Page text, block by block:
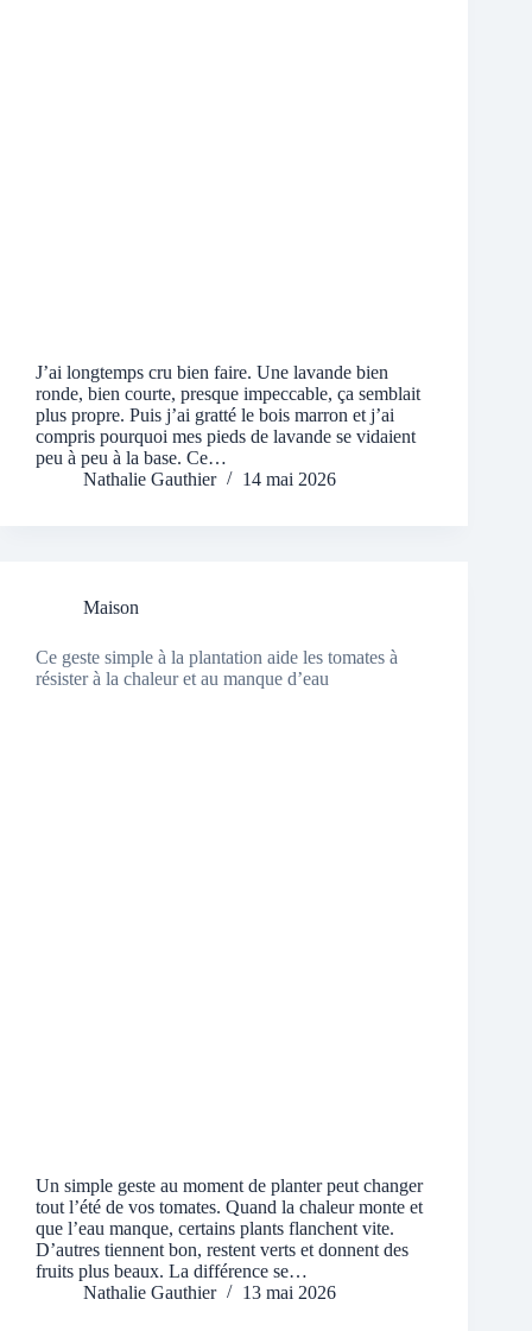
J’ai longtemps cru bien faire. Une lavande bien
ronde, bien courte, presque impeccable, ça semblait
plus propre. Puis j’ai gratté le bois marron et j’ai
compris pourquoi mes pieds de lavande se vidaient
peu à peu à la base. Ce…
Nathalie Gauthier
14 mai 2026
Maison
Ce geste simple à la plantation aide les tomates à
résister à la chaleur et au manque d’eau
Un simple geste au moment de planter peut changer
tout l’été de vos tomates. Quand la chaleur monte et
que l’eau manque, certains plants flanchent vite.
D’autres tiennent bon, restent verts et donnent des
fruits plus beaux. La différence se…
Nathalie Gauthier
13 mai 2026